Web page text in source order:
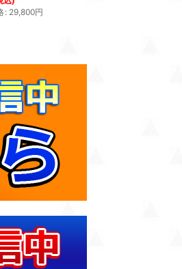
: 29,800円